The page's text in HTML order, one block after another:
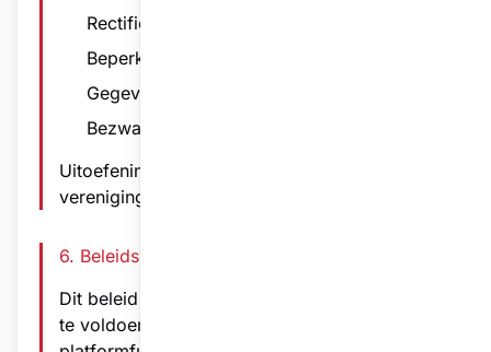
Rectificatie en verwijdering
Beperking van verwerking
Gegevensoverdraagbaarheid
Bezwaar tegen verwerking
Uitoefening van rechten gebeurt via de
vereniging.
6. Beleidswijzigingen
Dit beleid kan periodiek worden aangepast om
te voldoen aan wijzigingen in wetgeving of